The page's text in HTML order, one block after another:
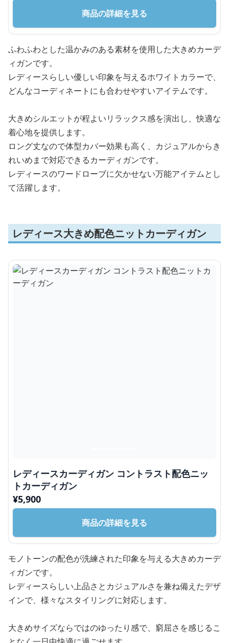
商品の詳細を見る
ふわふわとした温かみのある素材を使用した大きめカーデ
ィガンです。
レディースらしい優しい印象を与えるホワイトカラーで、
どんなコーディネートにも合わせやすいアイテムです。
大きめシルエットが程よいリラックス感を演出し、快適な
着心地を提供します。
ロング丈なので体型カバー効果も高く、カジュアルからき
れいめまで対応できるカーディガンです。
レディースのワードローブに欠かせない万能アイテムとし
て活躍します。
レディース大きめ配色ニットカーディガン
レディースカーディガン コントラスト配色ニッ
トカーディガン
¥5,900
商品の詳細を見る
モノトーンの配色が洗練された印象を与える大きめカーデ
ィガンです。
レディースらしい上品さとカジュアルさを兼ね備えたデザ
インで、様々なスタイリングに対応します。
大きめサイズならではのゆったり感で、窮屈さを感じるこ